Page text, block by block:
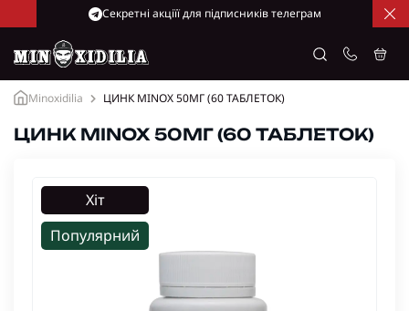
Cекретні акціїї для підписників телеграм
Minoxidilia ЦИНК MINOX 50МГ (60 ТАБЛЕТОК)
ЦИНК MINOX 50МГ (60 ТАБЛЕТОК)
Хіт
Популярний